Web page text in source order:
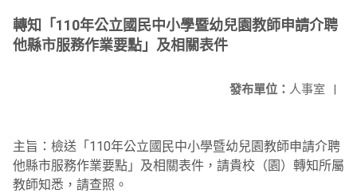
轉知「110年公立國民中小學暨幼兒園教師申請介聘
他縣市服務作業要點」及相關表件
發布單位： 人事室 |
主旨：檢送「110年公立國民中小學暨幼兒園教師申請介聘
他縣市服務作業要點」及相關表件，請貴校（園）轉知所屬
教師知悉，請查照。